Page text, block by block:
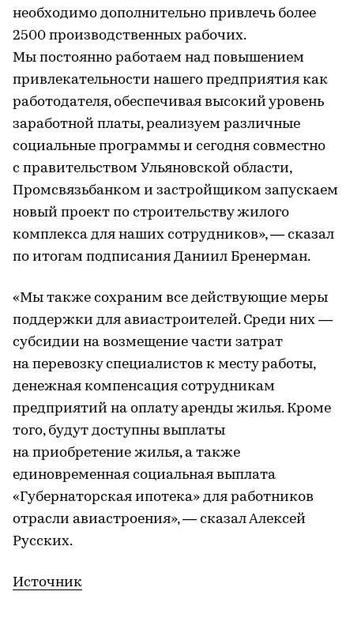
необходимо дополнительно привлечь более
2500 производственных рабочих.
Мы постоянно работаем над повышением
привлекательности нашего предприятия как
работодателя, обеспечивая высокий уровень
заработной платы, реализуем различные
социальные программы и сегодня совместно
с правительством Ульяновской области,
Промсвязьбанком и застройщиком запускаем
новый проект по строительству жилого
комплекса для наших сотрудников», — сказал
по итогам подписания Даниил Бренерман.
«Мы также сохраним все действующие меры
поддержки для авиастроителей. Среди них —
субсидии на возмещение части затрат
на перевозку специалистов к месту работы,
денежная компенсация сотрудникам
предприятий на оплату аренды жилья. Кроме
того, будут доступны выплаты
на приобретение жилья, а также
единовременная социальная выплата
«Губернаторская ипотека» для работников
отрасли авиастроения», — сказал Алексей
Русских.
Источник